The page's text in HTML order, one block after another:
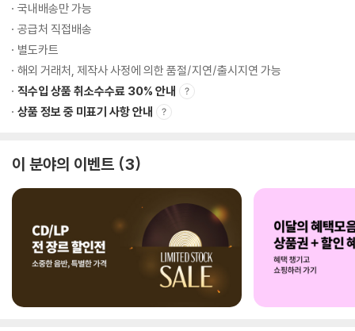
국내배송만 가능
공급처 직접배송
별도카트
해외 거래처, 제작사 사정에 의한 품절/지연/출시지연 가능
직수입 상품 취소수수료 30% 안내
상품 정보 중 미표기 사항 안내
이 분야의 이벤트 3